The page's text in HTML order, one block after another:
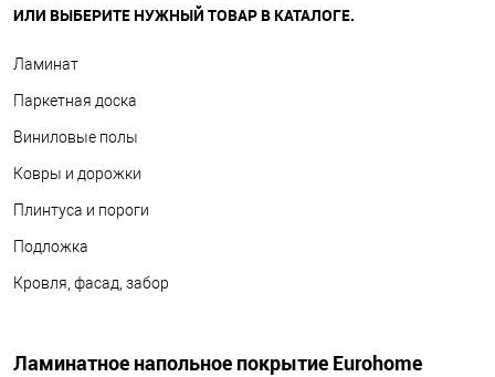
ИЛИ ВЫБЕРИТЕ НУЖНЫЙ ТОВАР В КАТАЛОГЕ.
Ламинат
Паркетная доска
Виниловые полы
Ковры и дорожки
Плинтуса и пороги
Подложка
Кровля, фасад, забор
Ламинатное напольное покрытие Eurohome